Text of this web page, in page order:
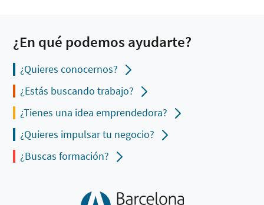
¿En qué podemos ayudarte?
¿Quieres conocernos?
¿Estás buscando trabajo?
¿Tienes una idea emprendedora?
¿Quieres impulsar tu negocio?
¿Buscas formación?